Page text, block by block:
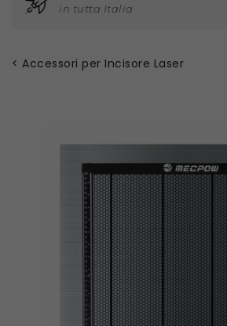
in tutta Italia
Accessori per Incisore Laser